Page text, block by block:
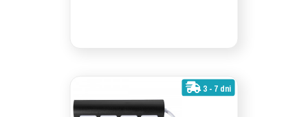
3 - 7 dni